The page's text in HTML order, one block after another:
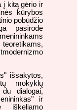
į kitą gėrio ir
kūrybos
pobūdžio
pasirodė
išsakytos,
mokyklų
dialogai,
ir
iškeliamo